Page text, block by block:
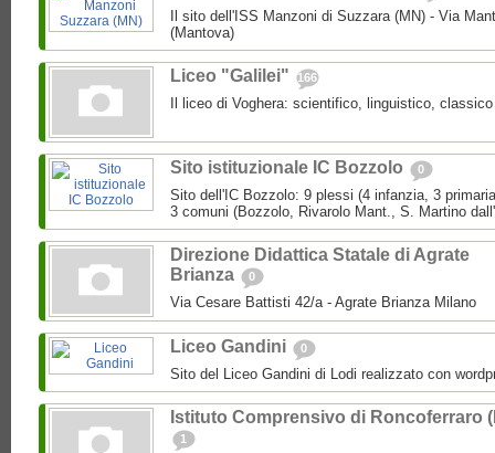
Il sito dell'ISS Manzoni di Suzzara (MN) - Via
(Mantova)
Liceo "Galilei" 166
Il liceo di Voghera: scientifico, linguistico,
Sito istituzionale IC Bozzolo 0
Sito dell'IC Bozzolo: 9 plessi (4 infanzia, 3
3 comuni (Bozzolo, Rivarolo Mant., S. Martino
Direzione Didattica Statale di Agrate
Brianza
0
Via Cesare Battisti 42/a - Agrate Brianza Milano
Liceo Gandini 0
Sito del Liceo Gandini di Lodi realizzato con
Istituto Comprensivo di Roncoferraro
1